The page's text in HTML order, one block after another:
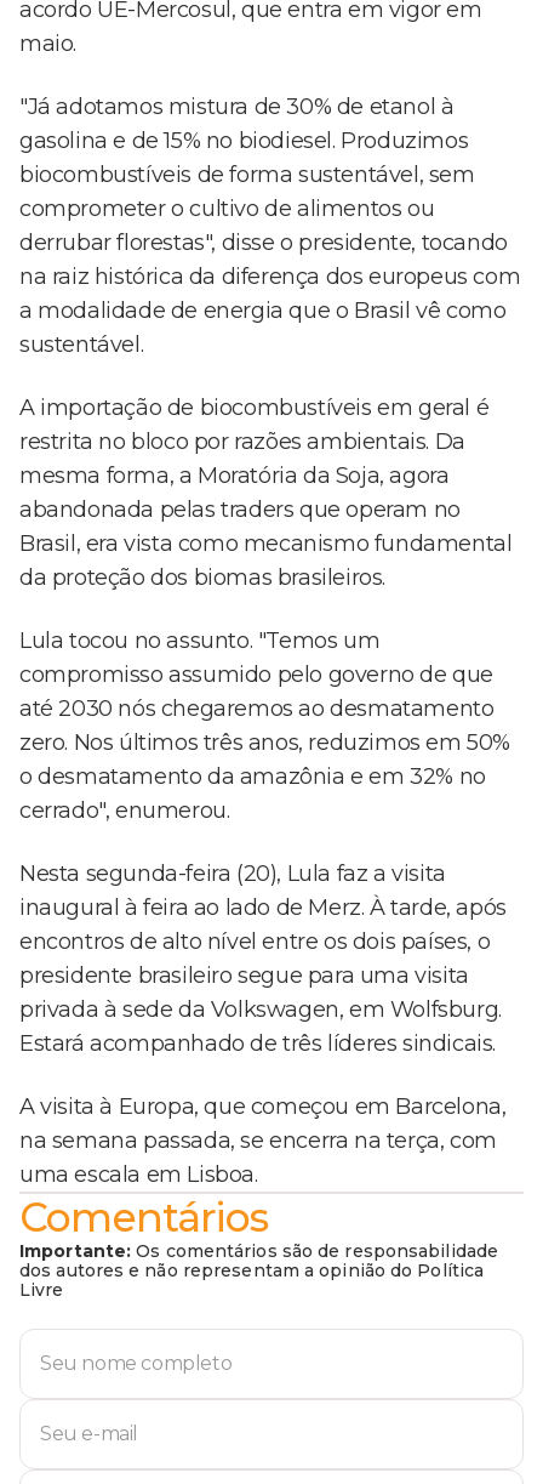
acordo UE-Mercosul, que entra em vigor em
maio.
"Já adotamos mistura de 30% de etanol à
gasolina e de 15% no biodiesel. Produzimos
biocombustíveis de forma sustentável, sem
comprometer o cultivo de alimentos ou
derrubar florestas", disse o presidente, tocando
na raiz histórica da diferença dos europeus com
a modalidade de energia que o Brasil vê como
sustentável.
A importação de biocombustíveis em geral é
restrita no bloco por razões ambientais. Da
mesma forma, a Moratória da Soja, agora
abandonada pelas traders que operam no
Brasil, era vista como mecanismo fundamental
da proteção dos biomas brasileiros.
Lula tocou no assunto. "Temos um
compromisso assumido pelo governo de que
até 2030 nós chegaremos ao desmatamento
zero. Nos últimos três anos, reduzimos em 50%
o desmatamento da amazônia e em 32% no
cerrado", enumerou.
Nesta segunda-feira (20), Lula faz a visita
inaugural à feira ao lado de Merz. À tarde, após
encontros de alto nível entre os dois países, o
presidente brasileiro segue para uma visita
privada à sede da Volkswagen, em Wolfsburg.
Estará acompanhado de três líderes sindicais.
A visita à Europa, que começou em Barcelona,
na semana passada, se encerra na terça, com
uma escala em Lisboa.
Comentários
Importante: Os comentários são de responsabilidade
dos autores e não representam a opinião do Política
Livre